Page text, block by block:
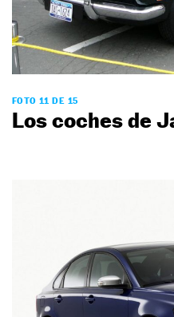
FOTO 11 DE 15
Los coches de